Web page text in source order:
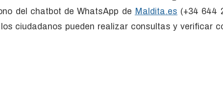
del chatbot de WhatsApp de Maldita.es (+34 644
ciudadanos pueden realizar consultas y verificar